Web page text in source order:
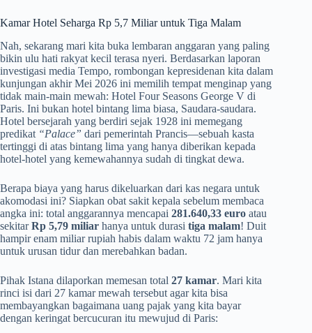
Kamar Hotel Seharga Rp 5,7 Miliar untuk Tiga Malam
Nah, sekarang mari kita buka lembaran anggaran yang paling
bikin ulu hati rakyat kecil terasa nyeri. Berdasarkan laporan
investigasi media Tempo, rombongan kepresidenan kita dalam
kunjungan akhir Mei 2026 ini memilih tempat menginap yang
tidak main-main mewah: Hotel Four Seasons George V di
Paris. Ini bukan hotel bintang lima biasa, Saudara-saudara.
Hotel bersejarah yang berdiri sejak 1928 ini memegang
predikat “Palace” dari pemerintah Prancis—sebuah kasta
tertinggi di atas bintang lima yang hanya diberikan kepada
hotel-hotel yang kemewahannya sudah di tingkat dewa.
Berapa biaya yang harus dikeluarkan dari kas negara untuk
akomodasi ini? Siapkan obat sakit kepala sebelum membaca
angka ini: total anggarannya mencapai 281.640,33 euro atau
sekitarRp 5,79 miliar hanya untuk durasi tiga malam! Duit
hampir enam miliar rupiah habis dalam waktu 72 jam hanya
untuk urusan tidur dan merebahkan badan.
Pihak Istana dilaporkan memesan total 27 kamar. Mari kita
rinci isi dari 27 kamar mewah tersebut agar kita bisa
membayangkan bagaimana uang pajak yang kita bayar
dengan keringat bercucuran itu mewujud di Paris: